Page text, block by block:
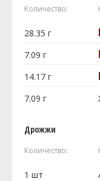
Количество:
28.35 г
7.09 г
14.17 г
7.09 г
Дрожжи
Количество:
1 шт